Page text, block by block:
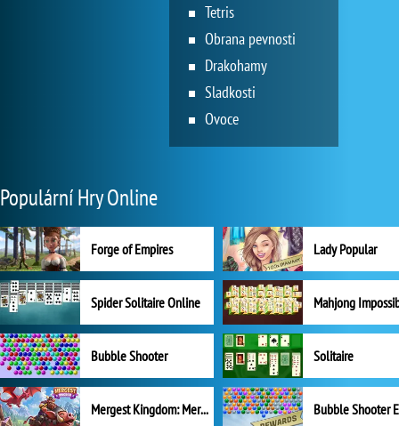
Tetris
Obrana pevnosti
Drakohamy
Sladkosti
Ovoce
Populární Hry Online
Forge of Empires Lady Popular
Spider Solitaire Online Mahjong
Bubble Shooter Solitaire
Mergest Kingdom: Merge Puzzle